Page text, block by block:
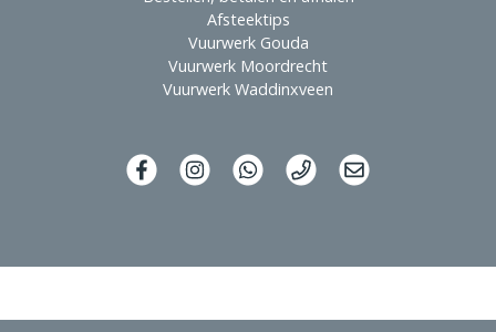
Afsteektips
Vuurwerk Gouda
Vuurwerk Moordrecht
Vuurwerk Waddinxveen